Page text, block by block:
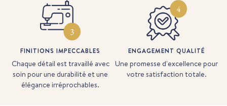
FINITIONS IMPECCABLES
Chaque détail est travaillé avec
soin pour une durabilité et une
élégance irréprochables.
ENGAGEMENT QUALITÉ
Une promesse d'excellence pour
votre satisfaction totale.